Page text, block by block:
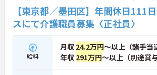
【東京都／墨田区】年間休日111
スにて介護職員募集〈正社員〉
給料
月収 24.2万円～以上（諸手当
年収 291万円～以上（別途賞